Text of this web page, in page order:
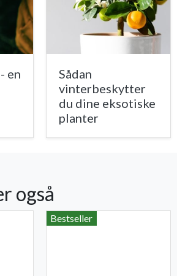
en
Sådan
vinterbeskytter
du dine eksotiske
planter
også
Bestseller